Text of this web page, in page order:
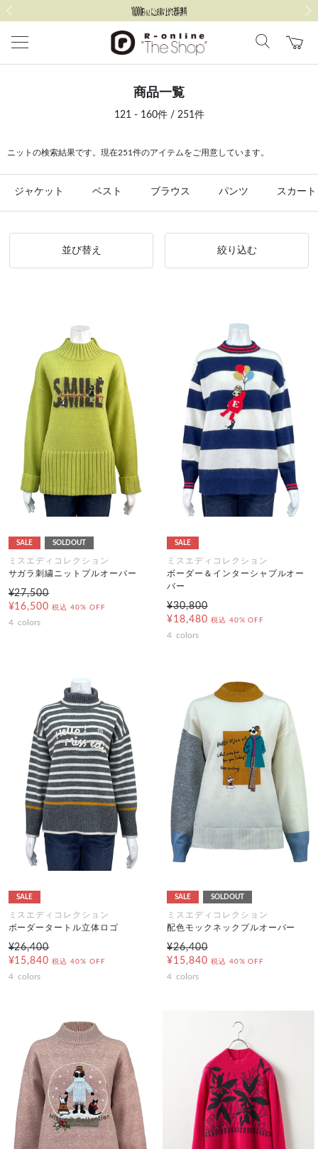
商品一覧
121 - 160件 / 251件
ニットの検索結果です。現在251件のアイテムをご用意しています。
ジャケット ベスト ブラウス パンツ スカート
並び替え 絞り込む
SALE SOLDOUT
ミスエディコレクション
サガラ刺繍ニットプルオーバー
¥27,500
¥16,500 税込 40% OFF
4 colors
SALE
ミスエディコレクション
ボーダー＆インターシャプルオー
バー
¥30,800
¥18,480 税込 40% OFF
4 colors
SALE
ミスエディコレクション
ボーダータートル立体ロゴ
¥26,400
¥15,840 税込 40% OFF
4 colors
SALE SOLDOUT
ミスエディコレクション
配色モックネックプルオーバー
¥26,400
¥15,840 税込 40% OFF
4 colors